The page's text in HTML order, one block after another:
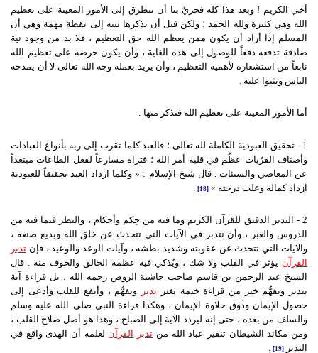
أخي الكريم ! وبعد هذا كله فحريٌ بنا أن نتطرق إلى الأمور المعينة على تعظيم
الله وهي كثيرة ولله الحمد ؛ ولكن قبل أن نذكرها ننبه إلى نقطة مهمة وهي أن
المسلم إذا أراد أن يكون ممن يعظم الله حق التعظيم ، فلا بد من وجود نية
صادقة تدفعه دفعاً للوصول إلى هذه الغاية ، وأن يكون حرصه على تعظيم الله
نابعاً من استشعاره لأهمية التعظيم ، وأن يريد بعمله وجه الله تعالى لا أن يمدحه
الناس ويثنوا عليه .
أما الأمور المعينة على تعظيم الله فنذكر منها :
1 - تحقيق العبودية الكاملة لله تعالى ؛ فالعبد كلما تقرب إلى ربه بأنواع العبادات
وأصناف القرُبات عظُم في قلبه أمر الله ؛ فتراه مسارعاً لفعل الطاعات مبتعداً
عن المعاصي والسيئات . قال شيخ الإسلام : « وكلما ازداد العبد تحقيقاً للعبودية
ازداد كماله وعلت درجته » [18]
2 - التدبر الدقيق للقرآن الكريم وما فيه من حِكم وأحكام ، والنظر فيما فيه من
الدروس والعبر ، وأن نتدبر في الآيات التي تتحدث عن خلق الله وبديع صنعه ،
والآيات التي تتحدث عن عقوبته وشديد بطشه ، وآيات الوعد والوعيد ، فإن تدبر
القرآن يؤثر في القلب ولا شك ، ويُذكي فيه عظمة الخالق والخوف منه . قال
الشيخ عبد الرحمن بن قاسم صاحب حاشية الروض رحمه الله : بل قراءة آية
بتدبر وتفهُّم خير من قراءة ختمة بغير تدبر
وتفهُّم ، وأنفع للقلب وأدعى إلى
حصول الإيمان وذوق حلاوة الإيمان ، وهكذا قراءة النبي صلى الله عليه وسلم
والسلف من بعده ، حتى إنه ليردد الآية إلى الصباح ، وهذا هو أصل صلاح القلب ،
ومن مكائد الشيطان تنفير عباد الله من تدبر القرآن لعلمه أن الهدى واقع في
التدبر
[19]
.